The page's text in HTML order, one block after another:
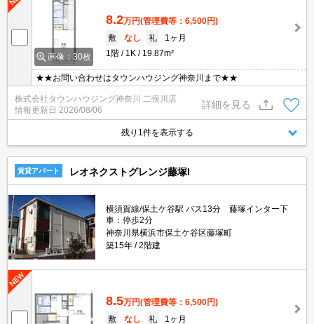
画像：30枚
8.2万円(管理費等：6,500円)
敷
なし 礼
1ヶ月
1階
1K 19.87m²
★★お問い合わせはタウンハウジング神奈川まで★★
株式会社タウンハウジング神奈川 二俣川店
情報更新日 2026/08/06
詳細を見る
残り1件を表示する
賃貸アパート レオネクストグレンジ藤塚I
横須賀線/保土ケ谷駅 バス13分 藤塚インター下
車：停歩2分
神奈川県横浜市保土ケ谷区藤塚町
築15年
2階建
8.5万円(管理費等：6,500円)
敷
なし 礼
1ヶ月